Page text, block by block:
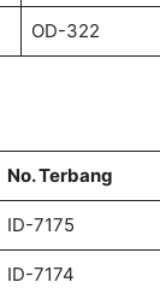
OD-322
No. Terbang
ID-7175
ID-7174